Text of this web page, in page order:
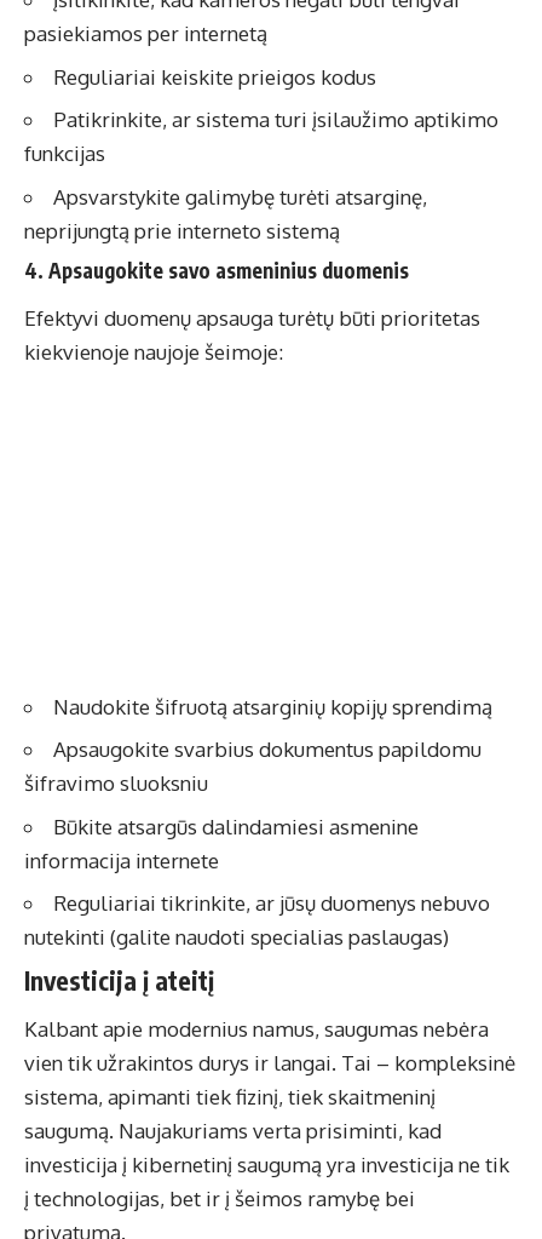
pasiekiamos per internetą
Reguliariai keiskite prieigos kodus
Patikrinkite, ar sistema turi įsilaužimo aptikimo
funkcijas
Apsvarstykite galimybę turėti atsarginę,
neprijungtą prie interneto sistemą
4. Apsaugokite savo asmeninius duomenis
Efektyvi duomenų apsaugaturėtų būti prioritetas
kiekvienoje naujoje šeimoje:
Naudokite šifruotą atsarginių kopijų sprendimą
Apsaugokite svarbius dokumentus papildomu
šifravimo sluoksniu
Būkite atsargūs dalindamiesi asmenine
informacija internete
Reguliariai tikrinkite, ar jūsų duomenys nebuvo
nutekinti (galite naudoti specialias paslaugas)
Investicija į ateitį
Kalbant apie modernius namus, saugumas nebėra
vien tik užrakintos durys ir langai. Tai – kompleksinė
sistema, apimanti tiek fizinį, tiek skaitmeninį
saugumą. Naujakuriams verta prisiminti, kad
investicija į kibernetinį saugumą yra investicija ne tik
į technologijas, bet ir į šeimos ramybę bei
privatumą.